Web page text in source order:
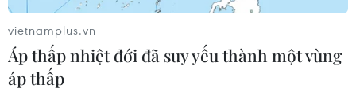
vietnamplus.vn
Áp thấp nhiệt đới đã suy yếu thành một vùng
áp thấp